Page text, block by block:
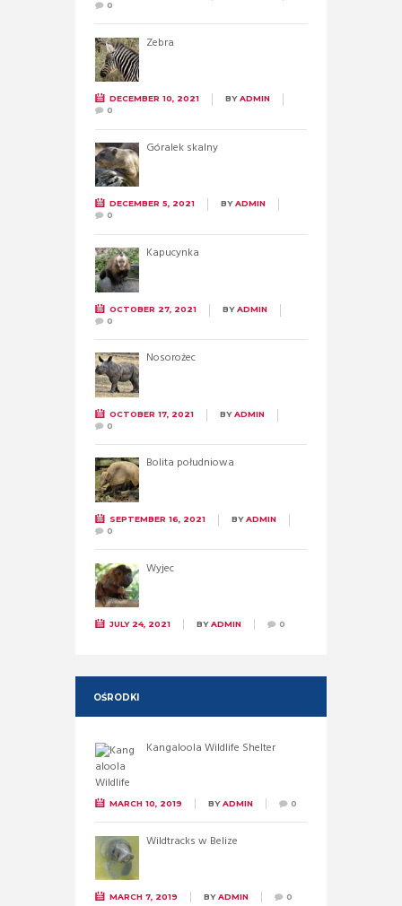
0
Zebra
DECEMBER 10, 2021 BYADMIN
0
Góralek skalny
DECEMBER 5, 2021 BYADMIN
0
Kapucynka
OCTOBER 27, 2021 BYADMIN
0
Nosorożec
OCTOBER 17, 2021 BYADMIN
0
Bolita południowa
SEPTEMBER 16, 2021 BYADMIN
0
Wyjec
JULY 24, 2021 BYADMIN 0
OŚRODKI
Kangaloola Wildlife Shelter
MARCH 10, 2019 BYADMIN 0
Wildtracks w Belize
MARCH 7, 2019 BYADMIN 0